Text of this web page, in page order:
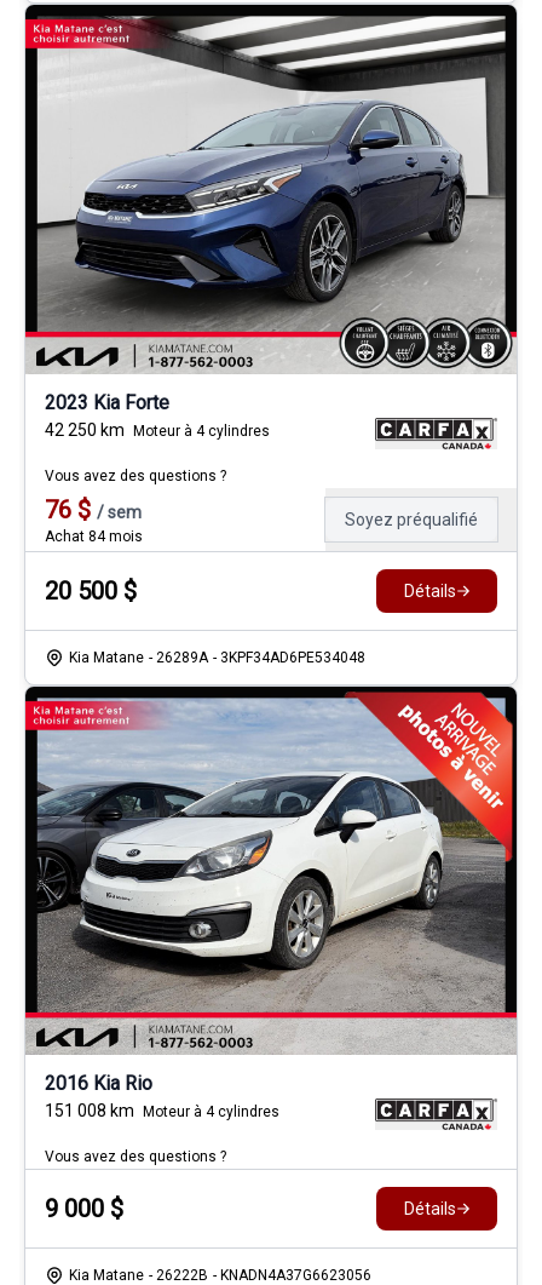
2023 Kia Forte
42 250 km Moteur à 4 cylindres
Vous avez des questions ?
76 $ /sem
Achat 84 mois
Soyez préqualifié
20 500 $ Détails
Kia Matane - 26289A - 3KPF34AD6PE534048
2016 Kia Rio
151 008 km Moteur à 4 cylindres
Vous avez des questions ?
9 000 $ Détails
Kia Matane - 26222B - KNADN4A37G6623056